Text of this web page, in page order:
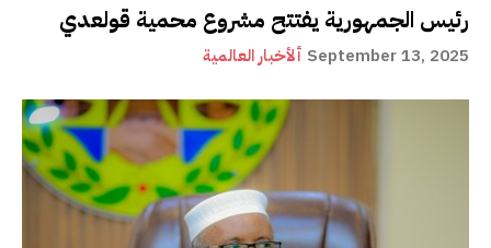
رئيس الجمهورية يفتتح مشروع محمية قولعدي
ألأخبار العالمية September 13, 2025